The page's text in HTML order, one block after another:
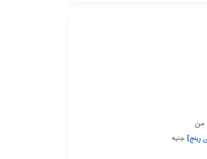
من
رينج]جنيه